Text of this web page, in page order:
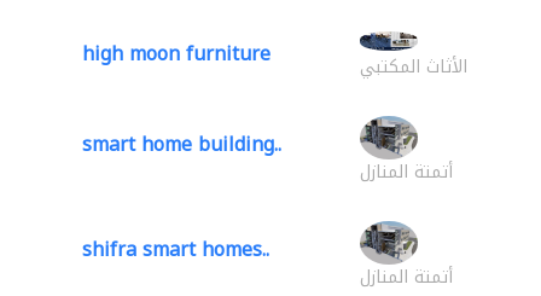
high moon furniture الأثاث المكتبي
smart home building..
أتمتة المنازل
shifra smart homes..
أتمتة المنازل